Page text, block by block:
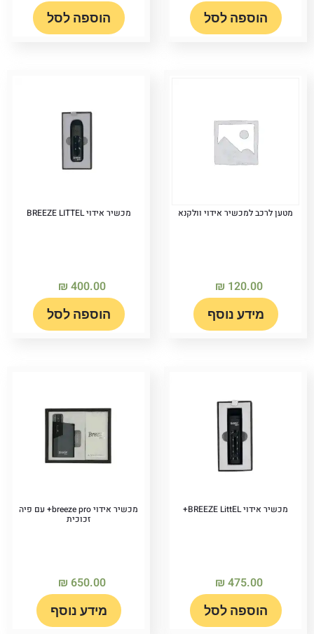
הוספה לסל הוספה לסל
מטען לרכב למכשיר אידוי וולקנא
₪ 120.00
מידע נוסף
מכשיר אידוי BREEZE LITTEL
₪ 400.00
הוספה לסל
מכשיר אידוי BREEZE LittEL+
₪ 475.00
הוספה לסל
מכשיר אידוי breeze pro+ עם פיה
זכוכית
₪ 650.00
מידע נוסף